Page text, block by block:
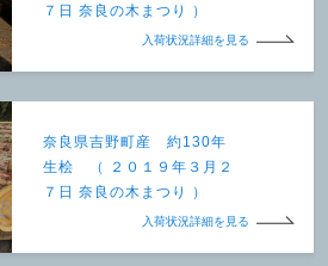
７日 奈良の木まつり ）
入荷状況詳細を見る
奈良県吉野町産 約130年
生桧 （ ２０１９年３月２
７日 奈良の木まつり ）
入荷状況詳細を見る